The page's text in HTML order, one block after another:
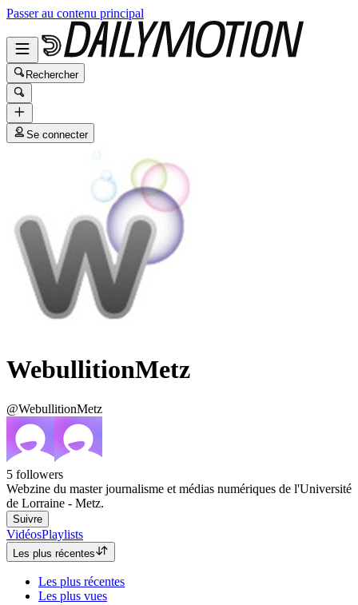
Passer au contenu principal
Rechercher
Se connecter
WebullitionMetz
@WebullitionMetz
5 followers
Webzine du master journalisme et médias numériques de l'Université
de Lorraine - Metz.
Suivre
VidéosPlaylists
Les plus récentes
Les plus récentes
Les plus vues